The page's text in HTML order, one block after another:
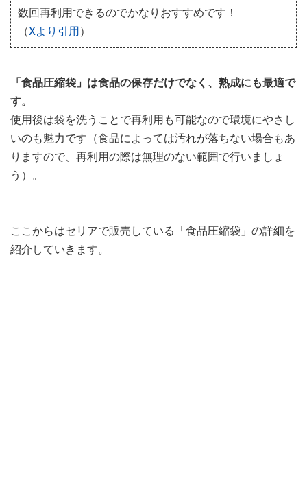
数回再利用できるのでかなりおすすめです！
（Xより引用）
「食品圧縮袋」は食品の保存だけでなく、熟成にも最適で
す。
使用後は袋を洗うことで再利用も可能なので環境にやさし
いのも魅力です（食品によっては汚れが落ちない場合もあ
りますので、再利用の際は無理のない範囲で行いましょ
う）。
ここからはセリアで販売している「食品圧縮袋」の詳細を
紹介していきます。